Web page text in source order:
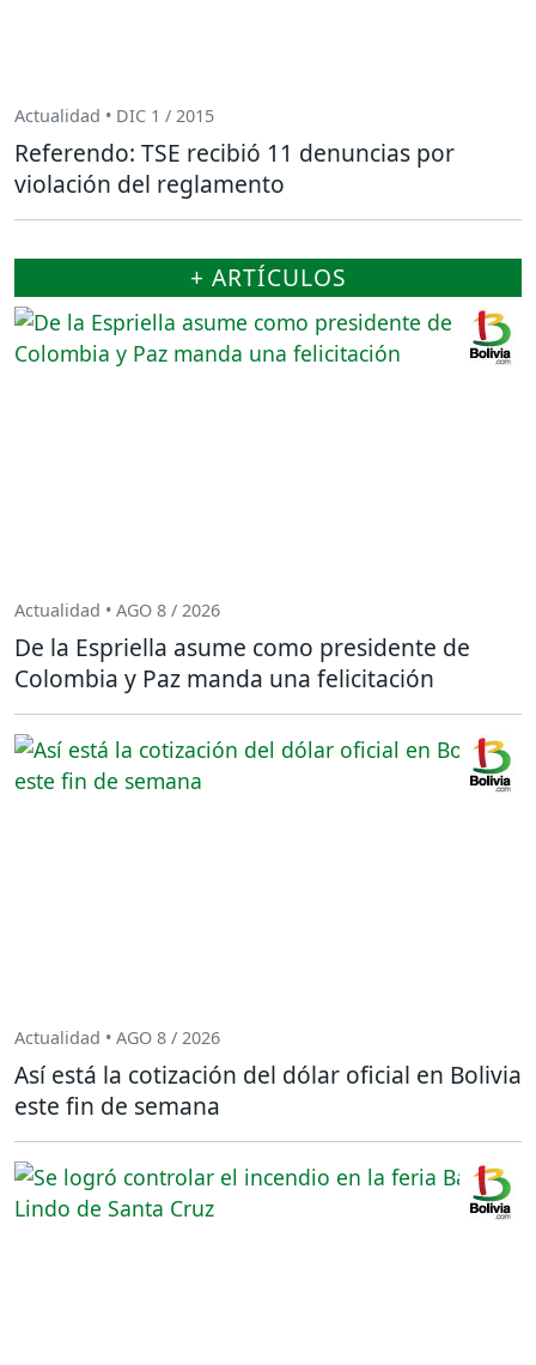
Actualidad • DIC 1 / 2015
Referendo: TSE recibió 11 denuncias por
violación del reglamento
+ ARTÍCULOS
Actualidad • AGO 8 / 2026
De la Espriella asume como presidente de
Colombia y Paz manda una felicitación
Actualidad • AGO 8 / 2026
Así está la cotización del dólar oficial en Bolivia
este fin de semana